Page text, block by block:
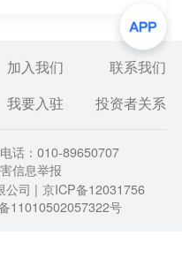
加入我们
联系我们
我要入驻 投资者关系
话：010-89650707
信息举报
公司 | 京ICP备12031756
11010502057322号